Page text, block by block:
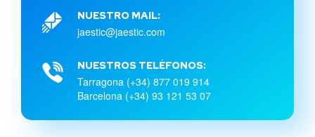
NUESTRO MAIL:
jaestic@jaestic.com
NUESTROS TELÉFONOS:
Tarragona (+34) 877 019 914
Barcelona (+34) 93 121 53 07